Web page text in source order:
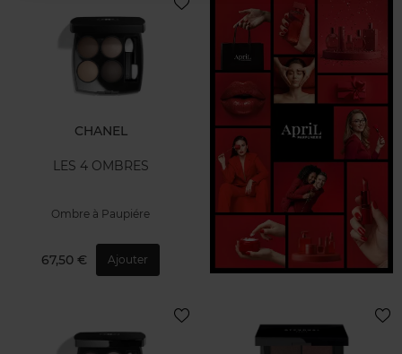
CHANEL
LES 4 OMBRES
Ombre à Paupiére
67,50 € Ajouter